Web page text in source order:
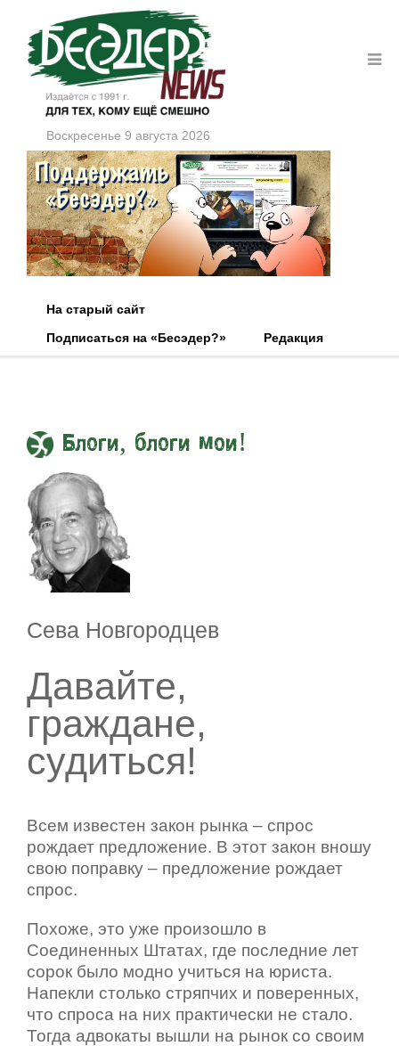
Воскресенье 9 августа 2026
На старый сайт
Подписаться на «Бесэдер?»
Редакция
Блоги, блоги мои!
Сева Новгородцев
Давайте,
граждане,
судиться!
Всем известен закон рынка – спрос
рождает предложение. В этот закон вношу
свою поправку – предложение рождает
спрос.
Похоже, это уже произошло в
Соединенных Штатах, где последние лет
сорок было модно учиться на юриста.
Напекли столько стряпчих и поверенных,
что спроса на них практически не стало.
Тогда адвокаты вышли на рынок со своим